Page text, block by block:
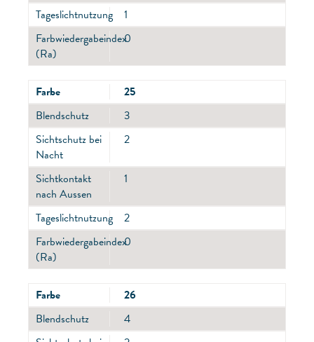
Tageslichtnutzung
1
Farbwiedergabeindex
(Ra)
0
Farbe
25
Blendschutz
3
Sichtschutz bei
Nacht
2
Sichtkontakt
nach Aussen
1
Tageslichtnutzung
2
Farbwiedergabeindex
(Ra)
0
Farbe
26
Blendschutz
4